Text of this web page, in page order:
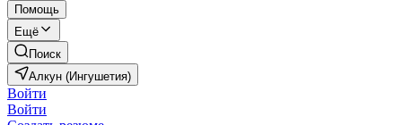
Помощь
Ещё
Поиск
Алкун (Ингушетия)
Войти
Войти